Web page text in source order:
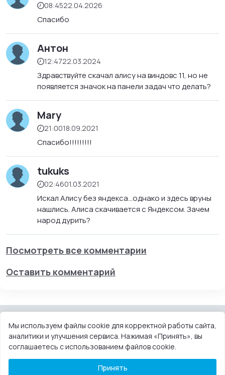
08:4522.04.2026
Спасибо
Антон
12:4722.03.2024
Здравствуйте скачал алису на виндовс 11, но не
появляется значок на панели задач что делать?
Mary
21:0018.09.2021
Спасибо!!!!!!!!!
tukuks
02:4601.03.2021
Искал Алису без яндекса...однако и здесь вруны
нашлись. Алиса скачивается с Яндексом. Зачем
народ дурить?
Посмотреть все комментарии
Оставить комментарий
КОНТАКТЫ
ПОЛЬЗОВАТЕЛЬСКОЕ СОГЛАШЕНИЕ
ПРАВООБЛАДАТЕЛЯМ
DMCA
Мы используем файлы cookie для корректной работы сайта,
аналитики и улучшения сервиса. Нажимая «Принять», вы
соглашаетесь с использованием файлов cookie.
Принять